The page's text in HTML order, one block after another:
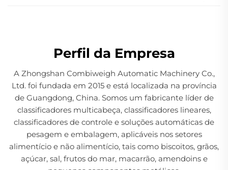
Perfil da Empresa
A Zhongshan Combiweigh Automatic Machinery Co.,
Ltd. foi fundada em 2015 e está localizada na província
de Guangdong, China. Somos um fabricante líder de
classificadores multicabeça, classificadores lineares,
classificadores de controle e soluções automáticas de
pesagem e embalagem, aplicáveis nos setores
alimentício e não alimentício, tais como biscoitos, grãos,
açúcar, sal, frutos do mar, macarrão, amendoins e